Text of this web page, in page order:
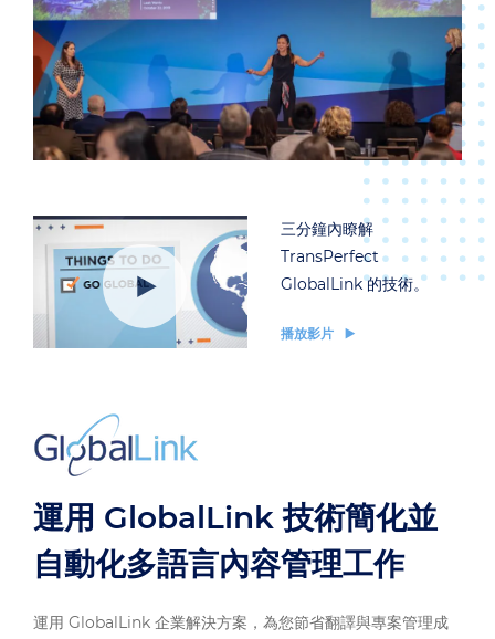
三分鐘內瞭解
TransPerfect
GlobalLink 的技術。
播放影片
運用 GlobalLink 技術簡化並
自動化多語言內容管理工作
運用 GlobalLink 企業解決方案，為您節省翻譯與專案管理成